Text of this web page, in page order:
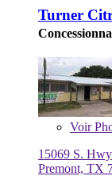
Turner
Voir
15069 S.
Premont, TX